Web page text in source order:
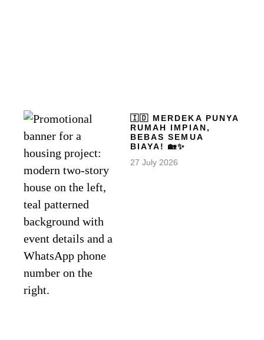
🇮🇩 MERDEKA PUNYA
RUMAH IMPIAN,
BEBAS SEMUA
BIAYA! 🏡✨
27 July 2026